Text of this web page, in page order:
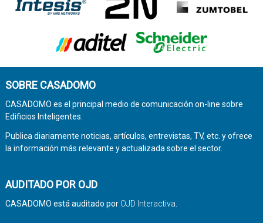
SOBRE CASADOMO
CASADOMO es el principal medio de comunicación on-line sobre
Edificios Inteligentes.
Publica diariamente noticias, artículos, entrevistas, TV, etc. y ofrece
la información más relevante y actualizada sobre el sector.
AUDITADO POR OJD
CASADOMO está auditado por OJD Interactiva.